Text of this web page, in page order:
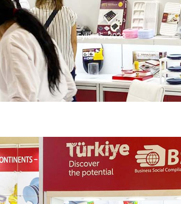
Eylül 15, 2023
Omak Ev Gereçleri Invitation